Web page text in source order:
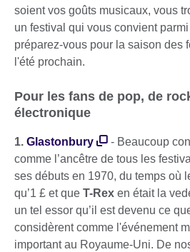
soient vos goûts musicaux, vous
un festival qui vous convient
préparez-vous pour la saison des
l'été prochain.
Pour les fans de pop, de
électronique
1. Glastonbury
- Beaucoup
comme l’ancêtre de tous les
ses débuts en 1970, du temps où
qu’1 £ et que T-Rex en était la
un tel essor qu’il est devenu ce
considèrent comme l'événement
important au Royaume-Uni. De